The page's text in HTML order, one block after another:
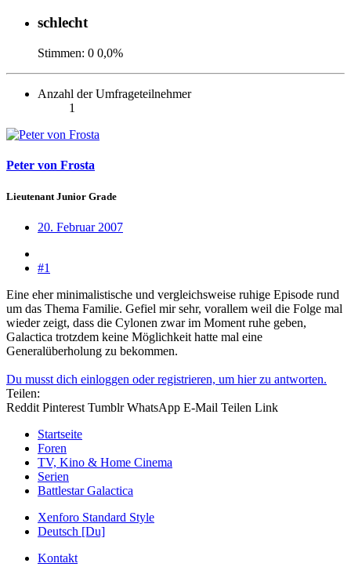
schlecht
Stimmen: 0 0,0%
Anzahl der Umfrageteilnehmer
1
Peter von Frosta
Lieutenant Junior Grade
20. Februar 2007
#1
Eine eher minimalistische und vergleichsweise ruhige Episode rund
um das Thema Familie. Gefiel mir sehr, vorallem weil die Folge mal
wieder zeigt, dass die Cylonen zwar im Moment ruhe geben,
Galactica trotzdem keine Möglichkeit hatte mal eine
Generalüberholung zu bekommen.
Du musst dich einloggen oder registrieren, um hier zu antworten.
Teilen:
Reddit Pinterest Tumblr WhatsApp E-Mail Teilen Link
Startseite
Foren
TV, Kino & Home Cinema
Serien
Battlestar Galactica
Xenforo Standard Style
Deutsch [Du]
Kontakt